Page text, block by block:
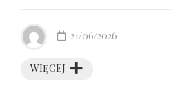
WIĘCEJ
21/06/2026